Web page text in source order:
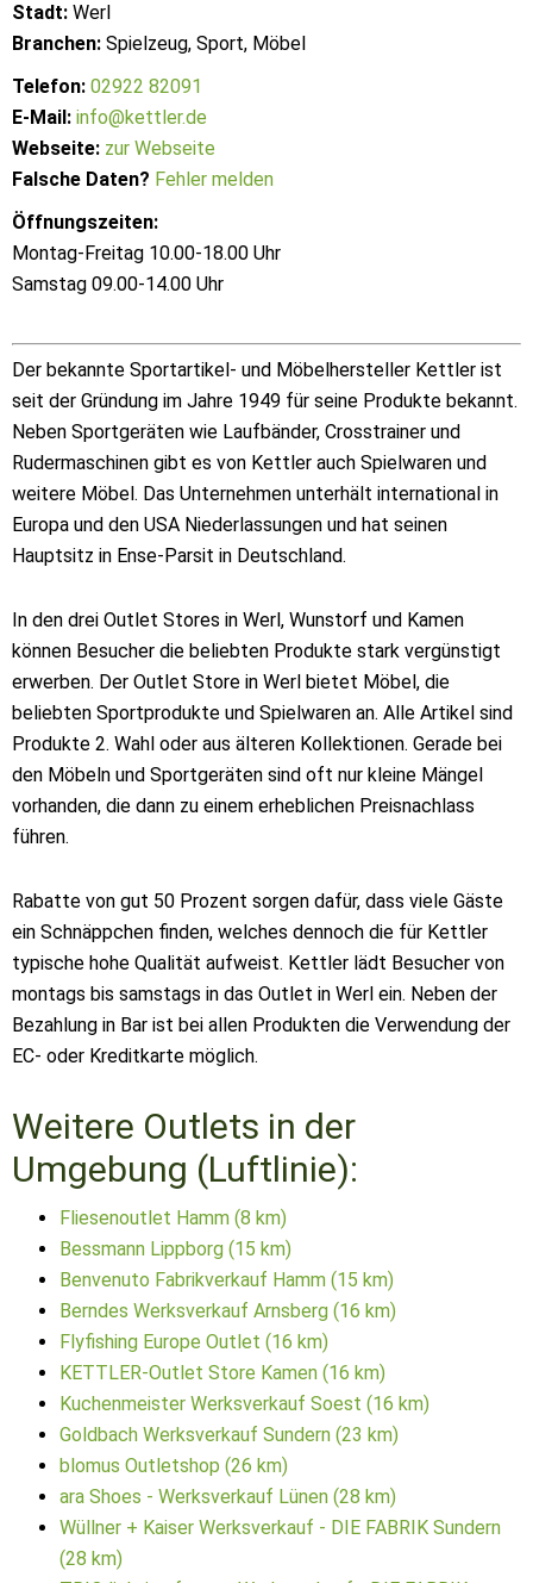
Stadt: Werl
Branchen: Spielzeug, Sport, Möbel
Telefon: 02922 82091
E-Mail: info@kettler.de
Webseite: zur Webseite
Falsche Daten? Fehler melden
Öffnungszeiten:
Montag-Freitag 10.00-18.00 Uhr
Samstag 09.00-14.00 Uhr
Der bekannte Sportartikel- und Möbelhersteller Kettler ist
seit der Gründung im Jahre 1949 für seine Produkte bekannt.
Neben Sportgeräten wie Laufbänder, Crosstrainer und
Rudermaschinen gibt es von Kettler auch Spielwaren und
weitere Möbel. Das Unternehmen unterhält international in
Europa und den USA Niederlassungen und hat seinen
Hauptsitz in Ense-Parsit in Deutschland.
In den drei Outlet Stores in Werl, Wunstorf und Kamen
können Besucher die beliebten Produkte stark vergünstigt
erwerben. Der Outlet Store in Werl bietet Möbel, die
beliebten Sportprodukte und Spielwaren an. Alle Artikel sind
Produkte 2. Wahl oder aus älteren Kollektionen. Gerade bei
den Möbeln und Sportgeräten sind oft nur kleine Mängel
vorhanden, die dann zu einem erheblichen Preisnachlass
führen.
Rabatte von gut 50 Prozent sorgen dafür, dass viele Gäste
ein Schnäppchen finden, welches dennoch die für Kettler
typische hohe Qualität aufweist. Kettler lädt Besucher von
montags bis samstags in das Outlet in Werl ein. Neben der
Bezahlung in Bar ist bei allen Produkten die Verwendung der
EC- oder Kreditkarte möglich.
Weitere Outlets in der
Umgebung (Luftlinie):
Fliesenoutlet Hamm (8 km)
Bessmann Lippborg (15 km)
Benvenuto Fabrikverkauf Hamm (15 km)
Berndes Werksverkauf Arnsberg (16 km)
Flyfishing Europe Outlet (16 km)
KETTLER-Outlet Store Kamen (16 km)
Kuchenmeister Werksverkauf Soest (16 km)
Goldbach Werksverkauf Sundern (23 km)
blomus Outletshop (26 km)
ara Shoes - Werksverkauf Lünen (28 km)
Wüllner + Kaiser Werksverkauf - DIE FABRIK Sundern
(28 km)